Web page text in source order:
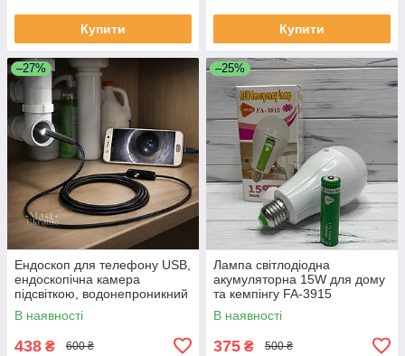
Купити Купити
–27%
Ендоскоп для телефону USB,
ендоскопічна камера
підсвіткою, водонепроникний
бороскоп з гнучким кабелем
2 м, AND-1239
В наявності
438 ₴ 600 ₴
–25%
Лампа світлодіодна
акумуляторна 15W для дому
та кемпінгу FA-3915
В наявності
375 ₴ 500 ₴